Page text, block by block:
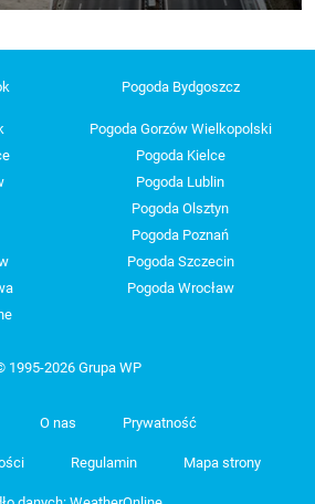
Pogoda Bydgoszcz
Pogoda Gorzów Wielkopolski
Pogoda Kielce
Pogoda Lublin
Pogoda Olsztyn
Pogoda Poznań
Pogoda Szczecin
Pogoda Wrocław
1995-2026 Grupa WP
O nas Prywatność
Regulamin Mapa strony